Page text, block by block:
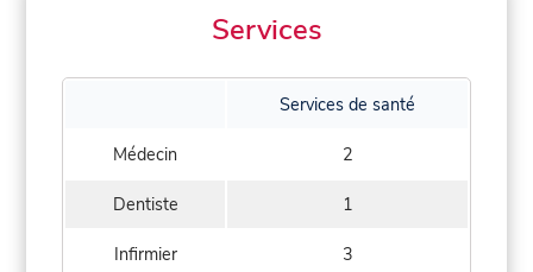
Services
Services de santé
Médecin 2
Dentiste 1
Infirmier 3